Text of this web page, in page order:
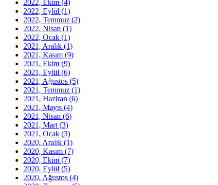
2022, Ekim (4)
2022, Eylül (1)
2022, Temmuz (2)
2022, Nisan (1)
2022, Ocak (1)
2021, Aralık (1)
2021, Kasım (9)
2021, Ekim (9)
2021, Eylül (6)
2021, Ağustos (5)
2021, Temmuz (1)
2021, Haziran (6)
2021, Mayıs (4)
2021, Nisan (6)
2021, Mart (3)
2021, Ocak (3)
2020, Aralık (1)
2020, Kasım (7)
2020, Ekim (7)
2020, Eylül (5)
2020, Ağustos (4)